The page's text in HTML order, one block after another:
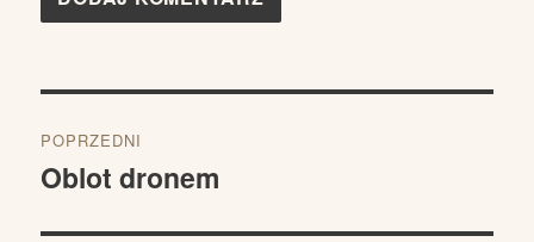
wpisu
POPRZEDNI
Poprzedni
Oblot dronem